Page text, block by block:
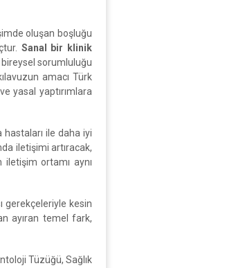
oluşan boşluğu
Sanal bir klinik
sorumluluğu
amacı Türk
yasal yaptırımlara
hastaları ile daha iyi
iletişimi artıracak,
iletişim ortamı aynı
gerekçeleriyle kesin
ayıran temel fark,
Tüzüğü, Sağlık